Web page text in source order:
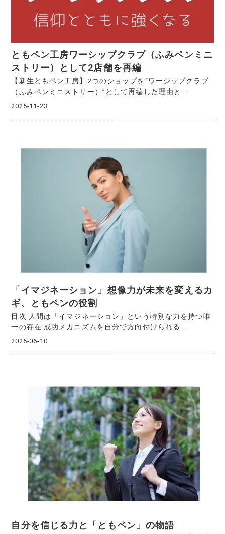
ともペン工房ワーシップクラブ（ふみペンミニ
ストリー）として2店舗を再編
【新生ともペン工房】2つのショップを“ワーシップクラブ
（ふみペンミニストリー）”として再編した理由と...
2025-11-23
「イマジネーション」想像力が未来を変えるカ
ギ、ともペンの役割
目次 人間は「イマジネーション」という特別な力を持つ唯
一の存在 成功メカニズムを自分で方向付けられる...
2025-06-10
自分を信じる力と「ともペン」の物語